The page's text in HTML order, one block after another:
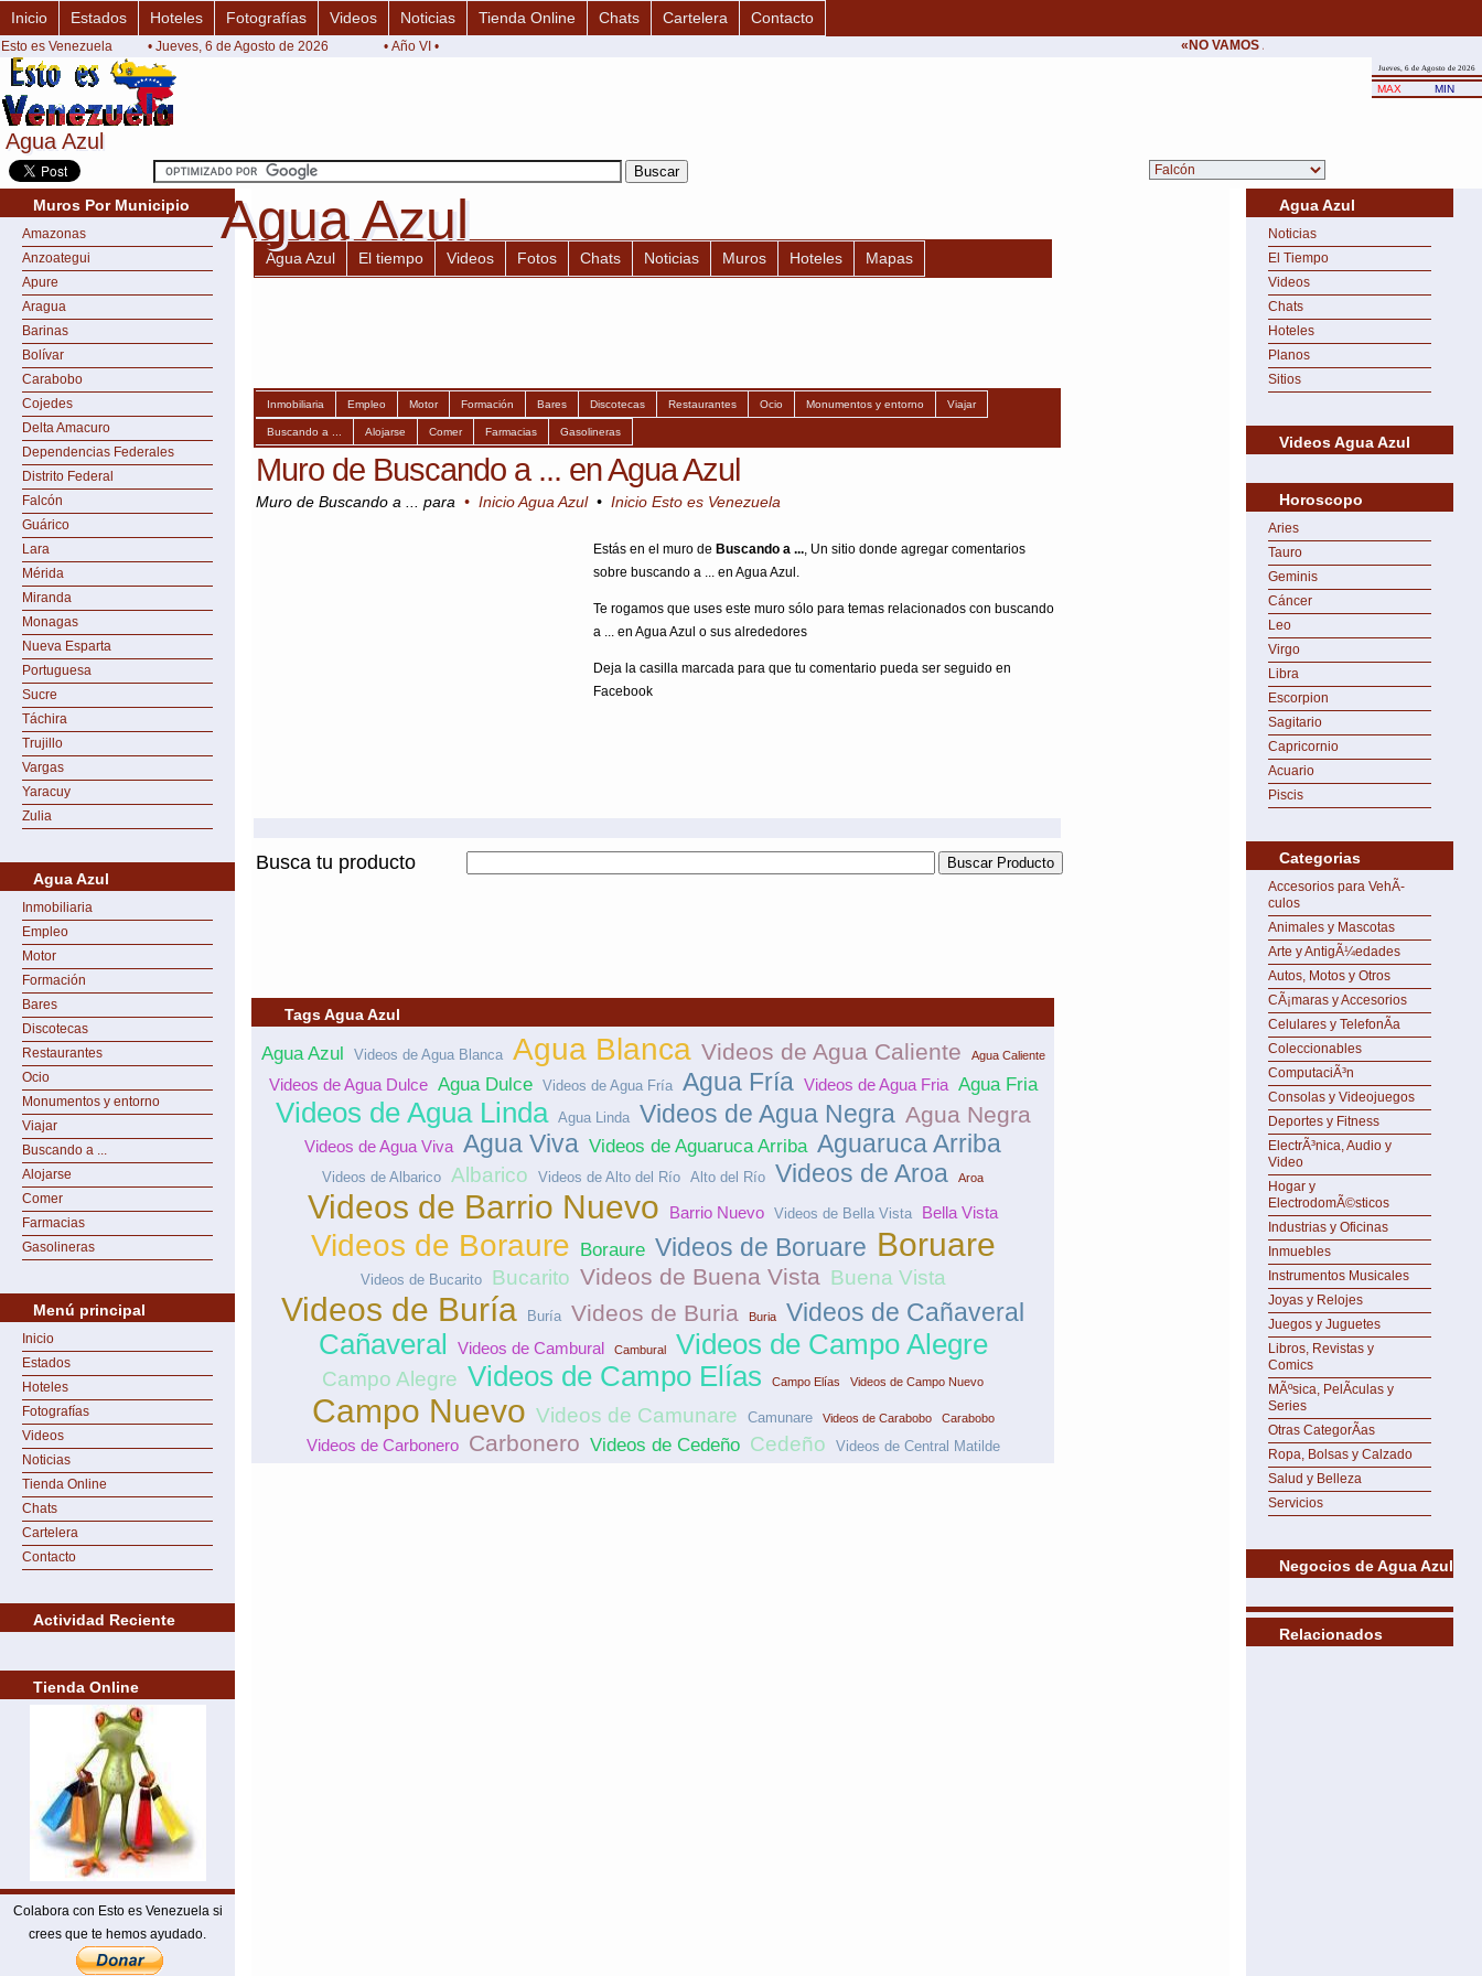
Agua Azul
Agua Azul
Inicio Estados Hoteles Fotografías Videos Noticias Tienda Online Chats Cartelera Contacto
Esto es Venezuela • Jueves, 6 de Agosto de 2026 • Año VI • «NO VAMOS A CEDER NUNCA AL CHANTAJE
Jueves, 6 de Agosto de 2026
MAX MIN
Muros Por Municipio
Amazonas
Anzoategui
Apure
Aragua
Barinas
Bolívar
Carabobo
Cojedes
Delta Amacuro
Dependencias Federales
Distrito Federal
Falcón
Guárico
Lara
Mérida
Miranda
Monagas
Nueva Esparta
Portuguesa
Sucre
Táchira
Trujillo
Vargas
Yaracuy
Zulia
Agua Azul
Inmobiliaria
Empleo
Motor
Formación
Bares
Discotecas
Restaurantes
Ocio
Monumentos y entorno
Viajar
Buscando a ...
Alojarse
Comer
Farmacias
Gasolineras
Menú principal
Inicio
Estados
Hoteles
Fotografías
Videos
Noticias
Tienda Online
Chats
Cartelera
Contacto
Actividad Reciente
Tienda Online
Colabora con Esto es Venezuela si
crees que te hemos ayudado.
Agua Azul
Agua Azul
Agua Azul El tiempo Videos Fotos Chats Noticias Muros Hoteles Mapas
Inmobiliaria Empleo Motor Formación Bares Discotecas Restaurantes Ocio Monumentos y entorno Viajar
Buscando a ... Alojarse Comer Farmacias Gasolineras
Muro de Buscando a ... en Agua Azul
Muro de Buscando a ... para • Inicio Agua Azul• Inicio Esto es Venezuela
Estás en el muro de Buscando a ..., Un sitio donde agregar comentarios
sobre buscando a ... en Agua Azul.
Te rogamos que uses este muro sólo para temas relacionados con buscando
a ... en Agua Azul o sus alrededores
Deja la casilla marcada para que tu comentario pueda ser seguido en
Facebook
Busca tu producto
Tags Agua Azul
Agua Azul Videos de Agua Blanca Agua Blanca Videos de Agua Caliente Agua Caliente
Videos de Agua Dulce Agua Dulce Videos de Agua Fría Agua Fría Videos de Agua Fria Agua Fria
Videos de Agua Linda Agua Linda Videos de Agua Negra Agua Negra
Videos de Agua Viva Agua Viva Videos de Aguaruca Arriba Aguaruca Arriba
Videos de Albarico Albarico Videos de Alto del Río Alto del Río Videos de Aroa Aroa
Videos de Barrio Nuevo Barrio Nuevo Videos de Bella Vista Bella Vista
Videos de Boraure Boraure Videos de Boruare Boruare
Videos de Bucarito Bucarito Videos de Buena Vista Buena Vista
Videos de Buría Buría Videos de Buria Buria Videos de Cañaveral
Cañaveral Videos de Cambural Cambural Videos de Campo Alegre
Campo Alegre Videos de Campo Elías Campo Elías Videos de Campo Nuevo
Campo Nuevo Videos de Camunare Camunare Videos de Carabobo Carabobo
Videos de Carbonero Carbonero Videos de Cedeño Cedeño Videos de Central Matilde
Agua Azul
Noticias
El Tiempo
Videos
Chats
Hoteles
Planos
Sitios
Videos Agua Azul
Horoscopo
Aries
Tauro
Geminis
Cáncer
Leo
Virgo
Libra
Escorpion
Sagitario
Capricornio
Acuario
Piscis
Categorias
Accesorios para VehÃ­
culos
Animales y Mascotas
Arte y AntigÃ¼edades
Autos, Motos y Otros
CÃ¡maras y Accesorios
Celulares y TelefonÃ­a
Coleccionables
ComputaciÃ³n
Consolas y Videojuegos
Deportes y Fitness
ElectrÃ³nica, Audio y
Video
Hogar y
ElectrodomÃ©sticos
Industrias y Oficinas
Inmuebles
Instrumentos Musicales
Joyas y Relojes
Juegos y Juguetes
Libros, Revistas y
Comics
MÃºsica, PelÃ­culas y
Series
Otras CategorÃ­as
Ropa, Bolsas y Calzado
Salud y Belleza
Servicios
Negocios de Agua Azul
Relacionados